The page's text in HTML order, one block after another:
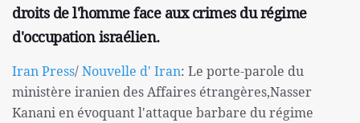
droits de l'homme face aux crimes du régime
d'occupation israélien.
Iran Press/Nouvelle d' Iran: Le porte-parole du
ministère iranien des Affaires étrangères,Nasser
Kanani en évoquant l'attaque barbare du régime